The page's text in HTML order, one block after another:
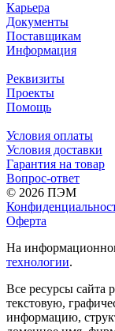
Карьера
Документы
Поставщикам
Информация
Реквизиты
Проекты
Помощь
Условия оплаты
Условия доставки
Гарантия на товар
Вопрос-ответ
© 2026 ПЭМ
Оферта
На
технологии.
Все ресурсы сайта
текстовую,
информацию,